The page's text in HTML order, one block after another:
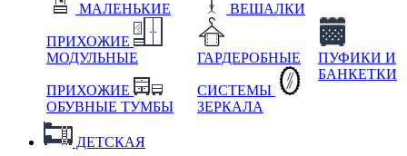
МАЛЕНЬКИЕ
ПРИХОЖИЕ
МОДУЛЬНЫЕ
ПРИХОЖИЕ
ОБУВНЫЕ ТУМБЫ
ВЕШАЛКИ
ГАРДЕРОБНЫЕ
СИСТЕМЫ
ЗЕРКАЛА
ПУФИКИ И
БАНКЕТКИ
ДЕТСКАЯ